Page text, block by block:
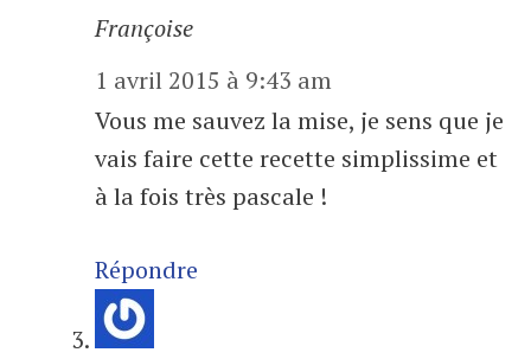
Françoise
1 avril 2015 à 9:43 am
Vous me sauvez la mise, je sens que je
vais faire cette recette simplissime et
à la fois très pascale !
Répondre